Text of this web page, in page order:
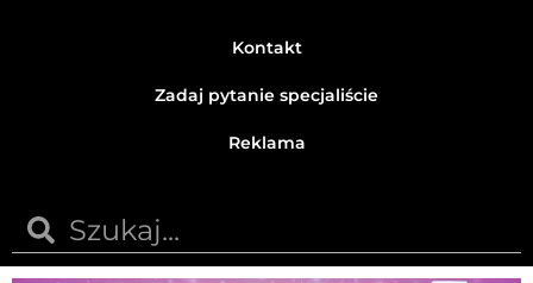
Kontakt
Zadaj pytanie specjaliście
Reklama